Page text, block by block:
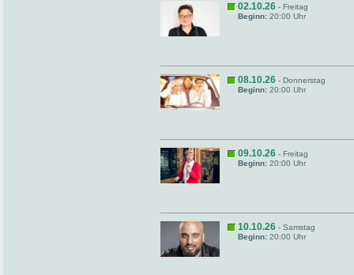
02.10.26 - Freitag
Beginn: 20:00 Uhr
08.10.26 - Donnerstag
Beginn: 20:00 Uhr
09.10.26 - Freitag
Beginn: 20:00 Uhr
10.10.26 - Samstag
Beginn: 20:00 Uhr